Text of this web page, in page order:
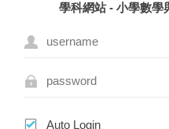
學科網站 - 小學數學
Auto Login